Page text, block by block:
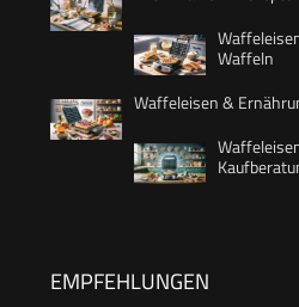
Waffeln
Waffeleisen &
EMPFEHLUNGEN